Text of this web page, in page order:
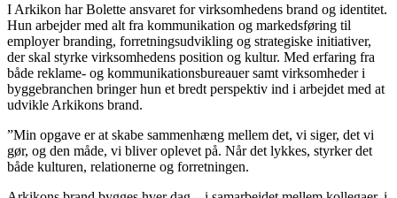
I Arkikon har Bolette ansvaret for virksomhedens brand og identitet.
Hun arbejder med alt fra kommunikation og markedsføring til
employer branding, forretningsudvikling og strategiske initiativer,
der skal styrke virksomhedens position og kultur. Med erfaring fra
både reklame- og kommunikationsbureauer samt virksomheder i
byggebranchen bringer hun et bredt perspektiv ind i arbejdet med at
udvikle Arkikons brand.
”Min opgave er at skabe sammenhæng mellem det, vi siger, det vi
gør, og den måde, vi bliver oplevet på. Når det lykkes, styrker det
både kulturen, relationerne og forretningen.